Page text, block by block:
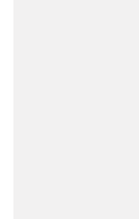
لحماية المعدات
الرئيسية:•
وهي مرنة
القابل
منتجاتنا أداءً